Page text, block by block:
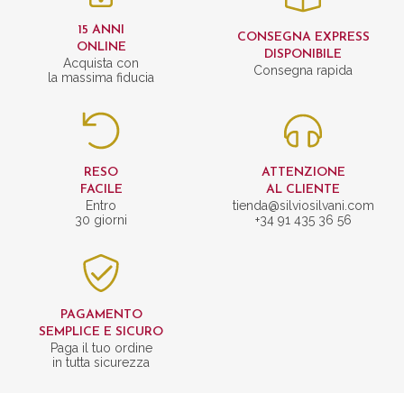
15 ANNI
ONLINE
Acquista con
la massima fiducia
CONSEGNA EXPRESS
DISPONIBILE
Consegna rapida
RESO
FACILE
Entro
30 giorni
ATTENZIONE
AL CLIENTE
tienda@silviosilvani.com
+34 91 435 36 56
PAGAMENTO
SEMPLICE E SICURO
Paga il tuo ordine
in tutta sicurezza